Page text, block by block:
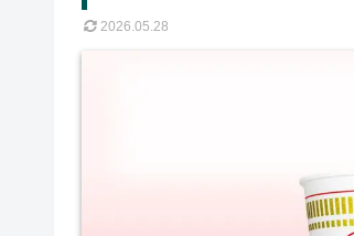
2026.05.28